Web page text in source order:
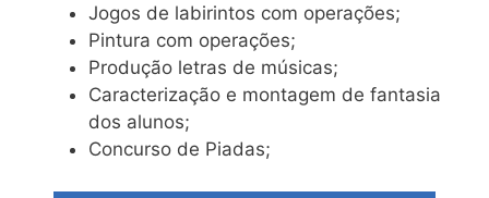
Jogos de labirintos com operações;
Pintura com operações;
Produção letras de músicas;
Caracterização e montagem de fantasia
dos alunos;
Concurso de Piadas;